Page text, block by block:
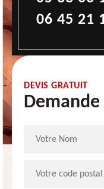
06 45 21
DEVIS GRATUIT